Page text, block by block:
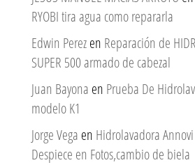
RYOBI tira agua como repararla
Edwin Perezen Reparación de
SUPER 500 armado de cabezal
Juan Bayona en Prueba De
modelo K1
Jorge Vega en Hidrolavadora
Despiece en Fotos,cambio de biela